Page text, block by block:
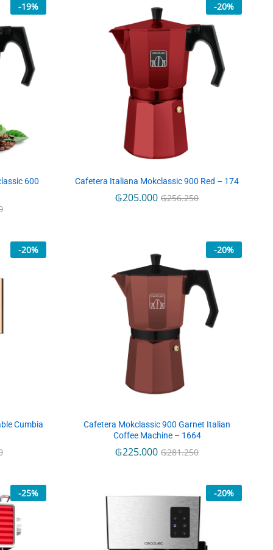
-19%
600
-20%
Cafetera Italiana Mokclassic 900 Red – 174
₲205.000 ₲256.250
₲205.000 ₲256.250
-20%
Cumbia
-20%
Cafetera Mokclassic 900 Garnet Italian
Coffee Machine – 1664
₲225.000 ₲281.250
₲225.000 ₲281.250
-25% -20%